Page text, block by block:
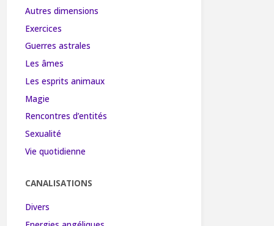
Autres dimensions
Exercices
Guerres astrales
Les âmes
Les esprits animaux
Magie
Rencontres d’entités
Sexualité
Vie quotidienne
CANALISATIONS
Divers